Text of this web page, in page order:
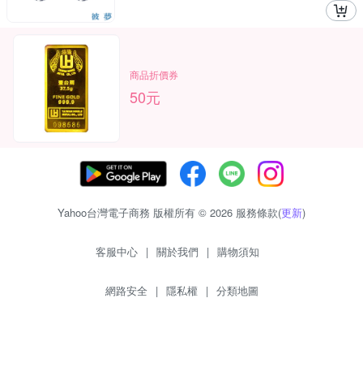
商品折價券
50元
Yahoo台灣電子商務 版權所有 © 2026 服務條款(更新)
客服中心 | 關於我們 | 購物須知
網路安全 | 隱私權 | 分類地圖